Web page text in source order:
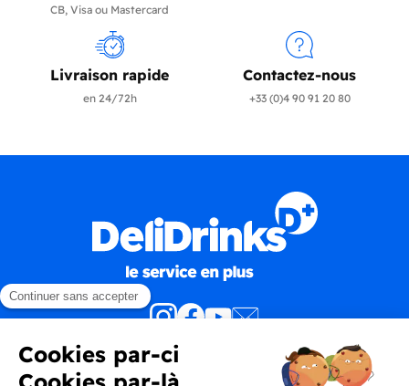
CB, Visa ou Mastercard
Livraison rapide
en 24/72h
Contactez-nous
+33 (0)4 90 91 20 80